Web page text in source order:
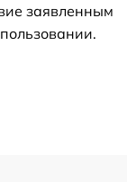
заявленным